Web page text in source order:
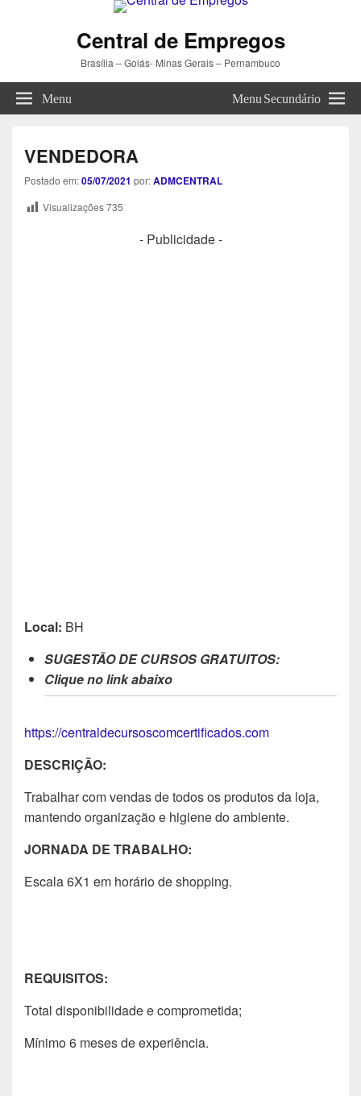
Central de Empregos
Brasília – Goiás- Minas Gerais – Pernambuco
Menu Menu Secundário
VENDEDORA
Postado em:05/07/2021 por:ADMCENTRAL
Visualizações735
- Publicidade -
Local: BH
SUGESTÃO DE CURSOS GRATUITOS:
Clique no link abaixo
https://centraldecursoscomcertificados.com
DESCRIÇÃO:
Trabalhar com vendas de todos os produtos da loja,
mantendo organização e higiene do ambiente.
JORNADA DE TRABALHO:
Escala 6X1 em horário de shopping.
REQUISITOS:
Total disponibilidade e comprometida;
Mínimo 6 meses de experiência.